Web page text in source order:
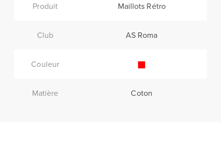
Produit Maillots Rétro
Club AS Roma
Couleur
Matière Coton